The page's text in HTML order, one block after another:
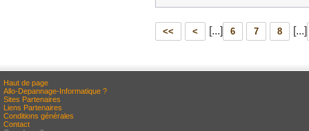
<< < [...] 6 7 8 [...]
Haut de page
Allo-Depannage-Informatique ?
Sites Partenaires
Liens Partenaires
Conditions générales
Contact